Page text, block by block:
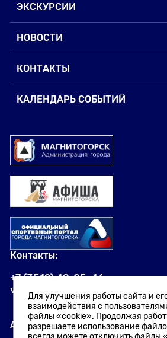
ЭКСКУРСИИ
НОВОСТИ
КОНТАКТЫ
КАЛЕНДАРЬ СОБЫТИЙ
Контакты:
+7 (3519) 49-05-46
visit.magnitogorsk@yandex.ru
Адрес:
Для улучшения работы сайта и
взаимодействия с
файлы «cookie». Продолжая
разрешаете использование